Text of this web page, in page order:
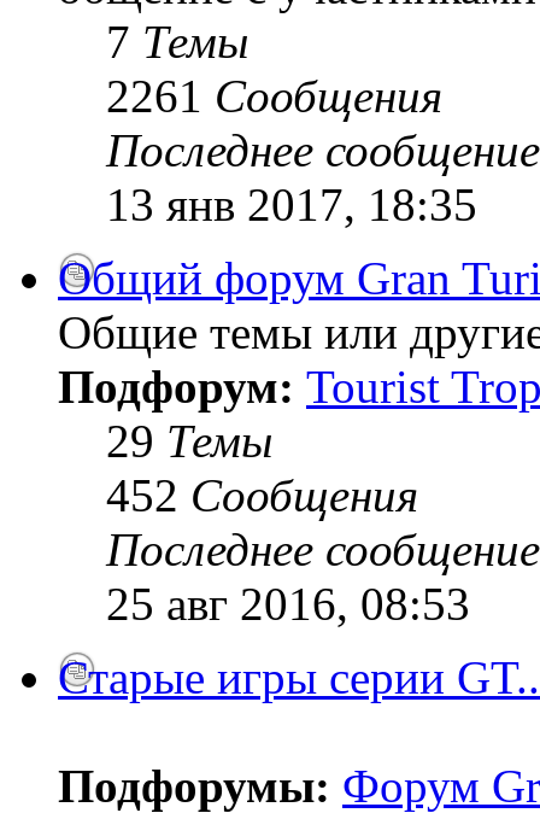
7 Темы
2261 Сообщения
Последнее сообщение
13 янв 2017, 18:35
Общий форум Gran
Общие темы или
Подфорум: Tourist
29 Темы
452 Сообщения
Последнее сообщение
25 авг 2016, 08:53
Старые игры серии
Подфорумы: Форум